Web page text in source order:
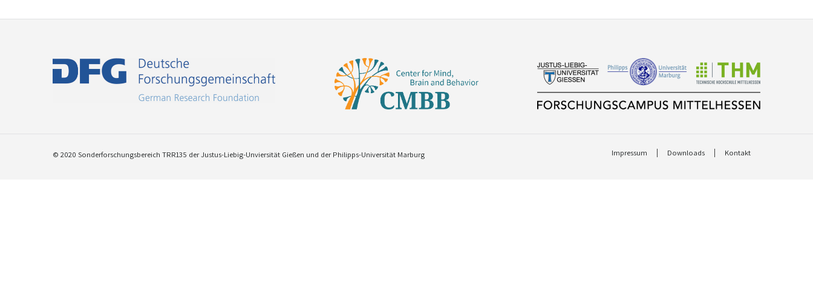
© 2020 Sonderforschungsbereich TRR135 der Justus-Liebig-Unviersität Gießen und der Philipps-Universität Marburg Impressum Downloads Kontakt